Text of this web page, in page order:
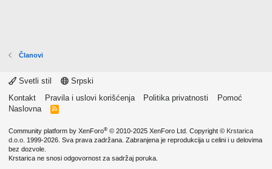
Članovi
Svetli stil
Srpski
Kontakt
Pravila i uslovi korišćenja Politika privatnosti
Pomoć
Naslovna
R
Community platform by XenForo® © 2010-2025 XenForo Ltd. Copyright © Krstarica
d.o.o. 1999-2026. Sva prava zadržana. Zabranjena je reprodukcija u celini i u delovima
bez dozvole.
Krstarica ne snosi odgovornost za sadržaj poruka.